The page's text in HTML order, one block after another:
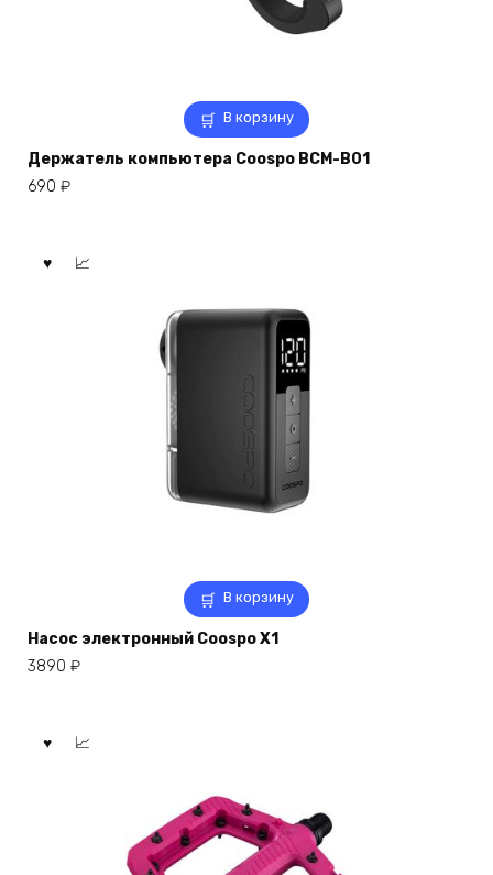
В корзину
Держатель компьютера Coospo BCM-B01
690 ₽
В корзину
Насос электронный Coospo X1
3890 ₽